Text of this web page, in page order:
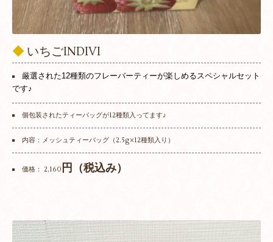
◆ いちごINDIVI
厳選された12種類のフレーバーティーが楽しめるスペシャルセット
です♪
個包装されたティーバッグが12種類入ってます♪
内容：メッシュティーバッグ（2.5g×12種類入り）
価格： 2,160 円（税込み）